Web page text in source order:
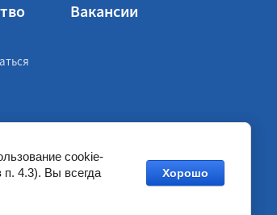
Вакансии
cookie-
п. 4.3). Вы всегда
Хорошо